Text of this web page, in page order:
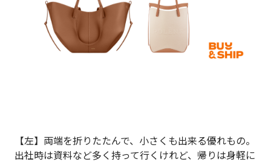
【左】両端を折りたたんで、小さくも出来る優れもの。
出社時は資料など多く持って行くけれど、帰りは身軽に